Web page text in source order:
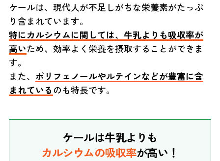
ケールは、現代人が不足しがちな栄養素がたっぷ
り含まれています。
特にカルシウムに関しては、牛乳よりも吸収率が
高いため、効率よく栄養を摂取することができま
す。
また、 ポリフェノールやルテインなどが豊富に含
まれているのも特長です。
ケールは牛乳よりも
カルシウムの吸収率が高い！